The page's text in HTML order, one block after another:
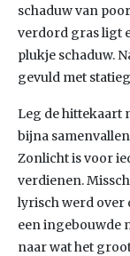
schaduw van
verdord gras ligt
plukje schaduw.
gevuld met
Leg de hittekaart
bijna
Zonlicht is voor
verdienen.
lyrisch werd over
een ingebouwde
naar wat het